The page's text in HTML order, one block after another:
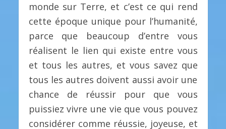
monde sur Terre, et c’est ce qui rend
cette époque unique pour l’humanité,
parce que beaucoup d’entre vous
réalisent le lien qui existe entre vous
et tous les autres, et vous savez que
tous les autres doivent aussi avoir une
chance de réussir pour que vous
puissiez vivre une vie que vous pouvez
considérer comme réussie, joyeuse, et